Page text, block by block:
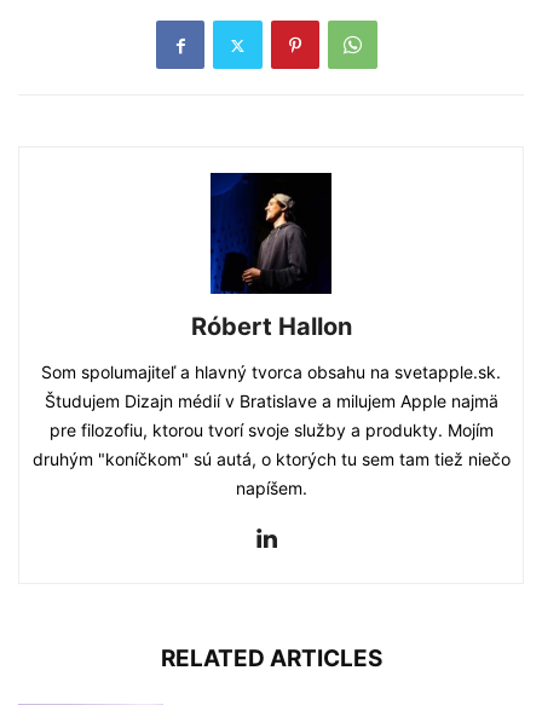
Róbert Hallon
Som spolumajiteľ a hlavný tvorca obsahu na svetapple.sk.
Študujem Dizajn médií v Bratislave a milujem Apple najmä
pre filozofiu, ktorou tvorí svoje služby a produkty. Mojím
druhým "koníčkom" sú autá, o ktorých tu sem tam tiež niečo
napíšem.
RELATED ARTICLES